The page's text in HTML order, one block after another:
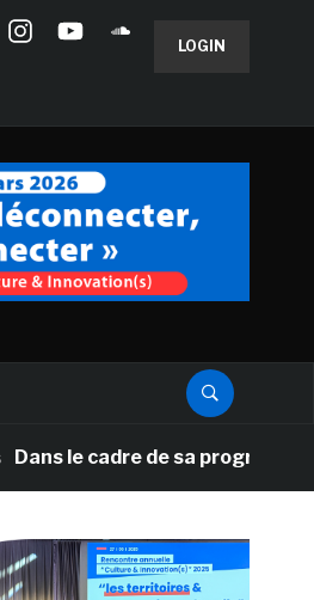
LOGIN
de sa programmation